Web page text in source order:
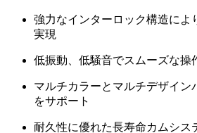
強力なインターロック構造によ
実現
低振動、低騒音でスムーズな操
マルチカラーとマルチデザイン
をサポート
耐久性に優れた長寿命カムシス